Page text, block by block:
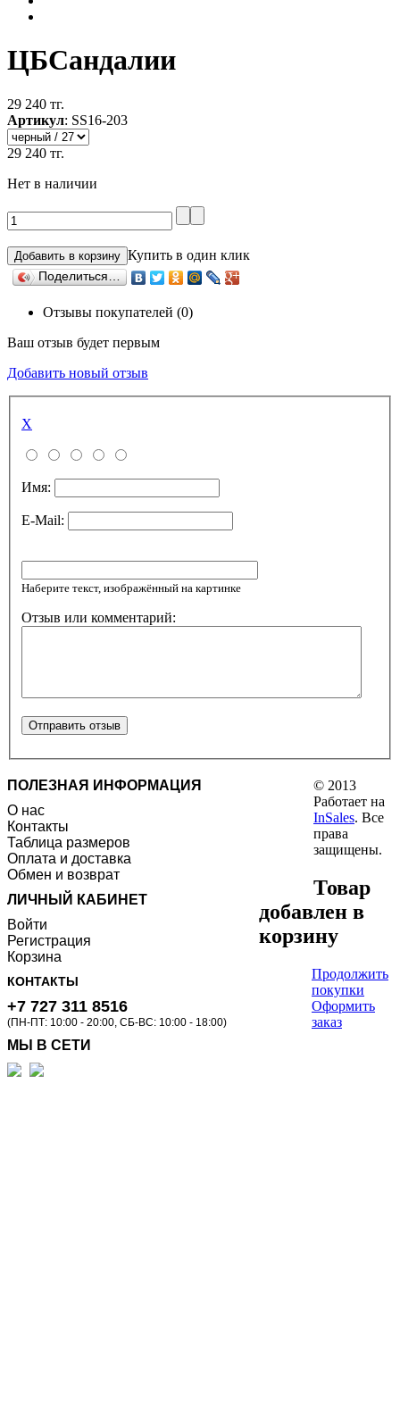
ЦБСандалии
29 240 тг.
Артикул: SS16-203
29 240 тг.
Нет в наличии
Купить в один клик
Поделиться…
Отзывы покупателей (0)
Ваш отзыв будет первым
Добавить новый отзыв
X
Имя:
E-Mail:
Наберите текст, изображённый на картинке
Отзыв или комментарий:
ПОЛЕЗНАЯ ИНФОРМАЦИЯ
О нас
Контакты
Таблица размеров
Оплата и доставка
Обмен и возврат
ЛИЧНЫЙ КАБИНЕТ
Войти
Регистрация
Корзина
КОНТАКТЫ
+7 727 311 8516
(ПН-ПТ: 10:00 - 20:00, СБ-ВС: 10:00 - 18:00)
МЫ В СЕТИ
© 2013
Работает на
InSales. Все
права
защищены.
Товар
добавлен в
корзину
Продолжить
покупки
Оформить
заказ